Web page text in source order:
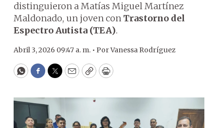
distinguieron a Matías Miguel Martínez
Maldonado, un joven con Trastorno del
Espectro Autista (TEA).
Abril 3, 2026 09:47 a. m. • PorVanessa Rodríguez
WhatsApp
Facebook
Twitter
EmailCopyPrint